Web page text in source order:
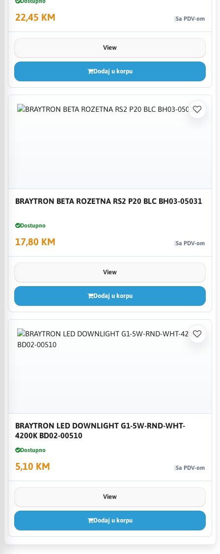
22,45 KM Sa PDV-om
View
Dodaj u korpu
BRAYTRON BETA ROZETNA RS2 P20 BLC BH03-05031
Dostupno
17,80 KM Sa PDV-om
View
Dodaj u korpu
BRAYTRON LED DOWNLIGHT G1-5W-RND-WHT-
4200K BD02-00510
Dostupno
5,10 KM Sa PDV-om
View
Dodaj u korpu